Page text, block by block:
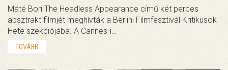
Máté Bori The Headless Appearance című két perces
absztrakt filmjét meghívták a Berlini Filmfesztivál Kritikusok
Hete szekciójába. A Cannes-i…
TOVÁBB